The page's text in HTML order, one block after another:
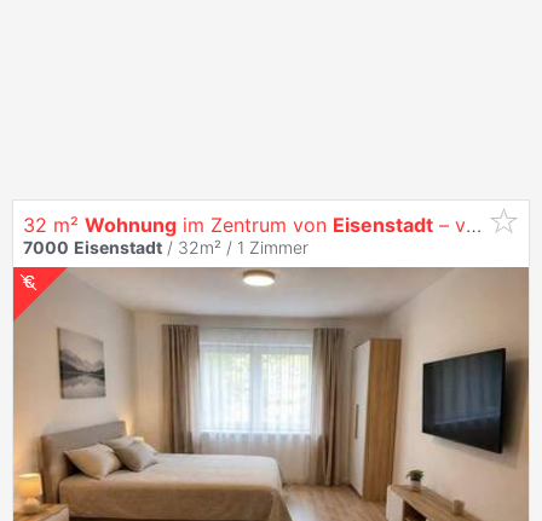
32 m² Wohnung im Zentrum von Eisenstadt – voll möbliert ab Juli
7000 Eisenstadt / 32m² / 1 Zimmer